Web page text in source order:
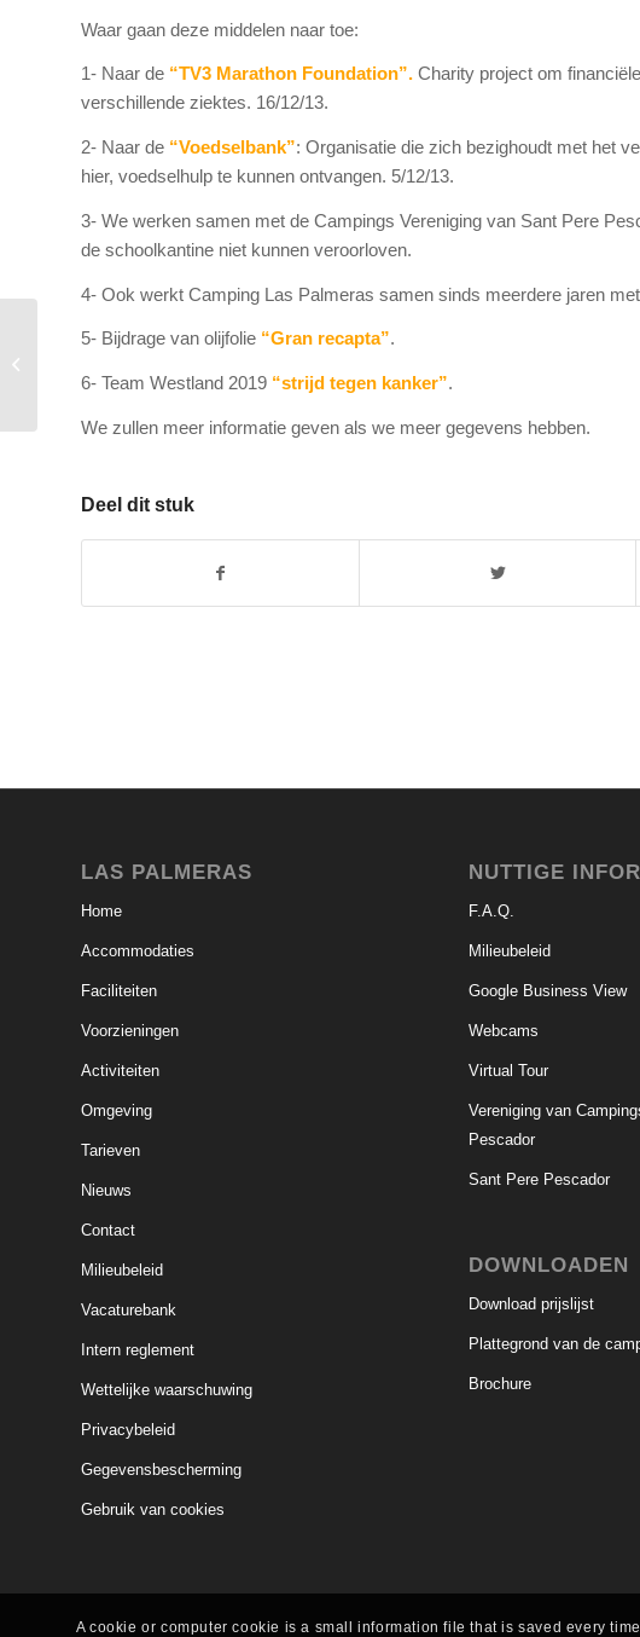
Waar gaan deze middelen naar toe:
1- Naar de “TV3 Marathon Foundation”. Charity project om
verschillende ziektes. 16/12/13.
2- Naar de “Voedselbank”: Organisatie die zich bezighoudt met het
hier, voedselhulp te kunnen ontvangen. 5/12/13.
3- We werken samen met de Campings Vereniging van Sant Pere
de schoolkantine niet kunnen veroorloven.
4- Ook werkt Camping Las Palmeras samen sinds meerdere jaren
5- Bijdrage van olijfolie “Gran recapta”.
6- Team Westland 2019 “strijd tegen kanker”.
We zullen meer informatie geven als we meer gegevens hebben.
Deel dit stuk
LAS PALMERAS
Home
Accommodaties
Faciliteiten
Voorzieningen
Activiteiten
Omgeving
Tarieven
Nieuws
Contact
Milieubeleid
Vacaturebank
Intern reglement
Wettelijke waarschuwing
Privacybeleid
Gegevensbescherming
Gebruik van cookies
NUTTIGE
F.A.Q.
Milieubeleid
Google Business View
Webcams
Virtual Tour
Vereniging van
Pescador
Sant Pere Pescador
DOWNLOADEN
Download prijslijst
Plattegrond van de
Brochure
Certificaat van
Tripadvisor
A cookie or computer cookie is a small information file that is saved every